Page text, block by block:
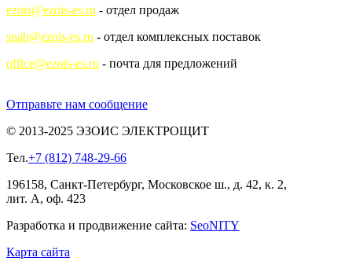
ezois@ezois-es.ru - отдел продаж
snab@ezois-es.ru - отдел комплексных поставок
office@ezois-es.ru - почта для предложений
Отправьте нам сообщение
© 2013-2025 ЭЗОИС ЭЛЕКТРОЩИТ
Тел.+7 (812) 748-29-66
196158, Санкт-Петербург, Московское ш., д. 42, к. 2,
лит. А, оф. 423
Разработка и продвижение сайта: SeoNITY
Карта сайта